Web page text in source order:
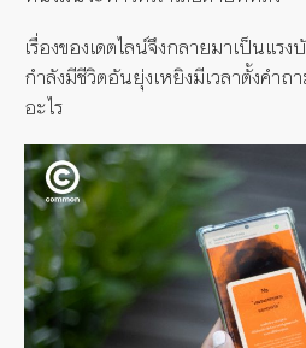
เรื่องของเดตไลน์จึงกลายมาเป็นแร
กำลังมีชีวิตอันยุ่งเหยิงมีเวลาตั้งคำ
อะไร